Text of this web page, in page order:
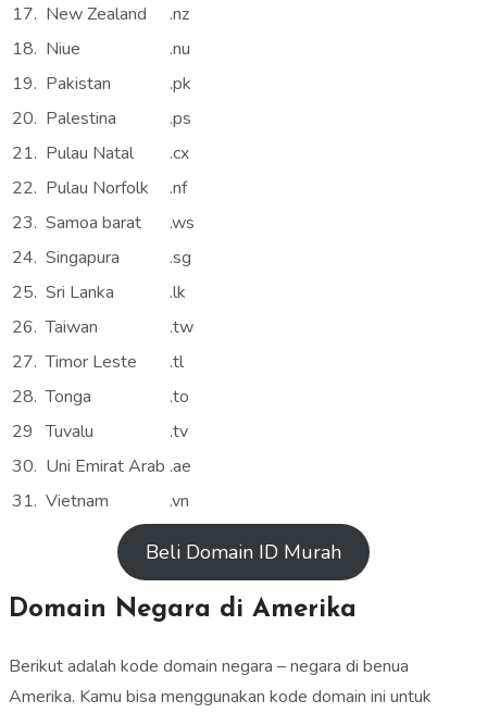
17. New Zealand
.nz
18. Niue
.nu
19. Pakistan
.pk
20. Palestina
.ps
21. Pulau Natal
.cx
22. Pulau Norfolk
.nf
23. Samoa barat
.ws
24. Singapura
.sg
25. Sri Lanka
.lk
26. Taiwan
.tw
27. Timor Leste
.tl
28. Tonga
.to
29 Tuvalu
.tv
30. Uni Emirat Arab .ae
31. Vietnam .vn
Beli Domain ID Murah
Domain Negara di Amerika
Berikut adalah kode domain negara – negara di benua
Amerika. Kamu bisa menggunakan kode domain ini untuk